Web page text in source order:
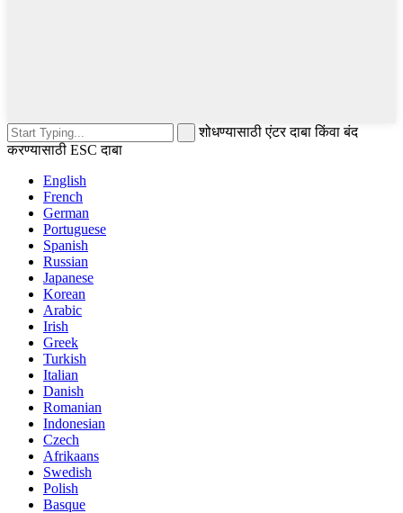
शोधण्यासाठी एंटर दाबा किंवा बंद
करण्यासाठी ESC दाबा
English
French
German
Portuguese
Spanish
Russian
Japanese
Korean
Arabic
Irish
Greek
Turkish
Italian
Danish
Romanian
Indonesian
Czech
Afrikaans
Swedish
Polish
Basque